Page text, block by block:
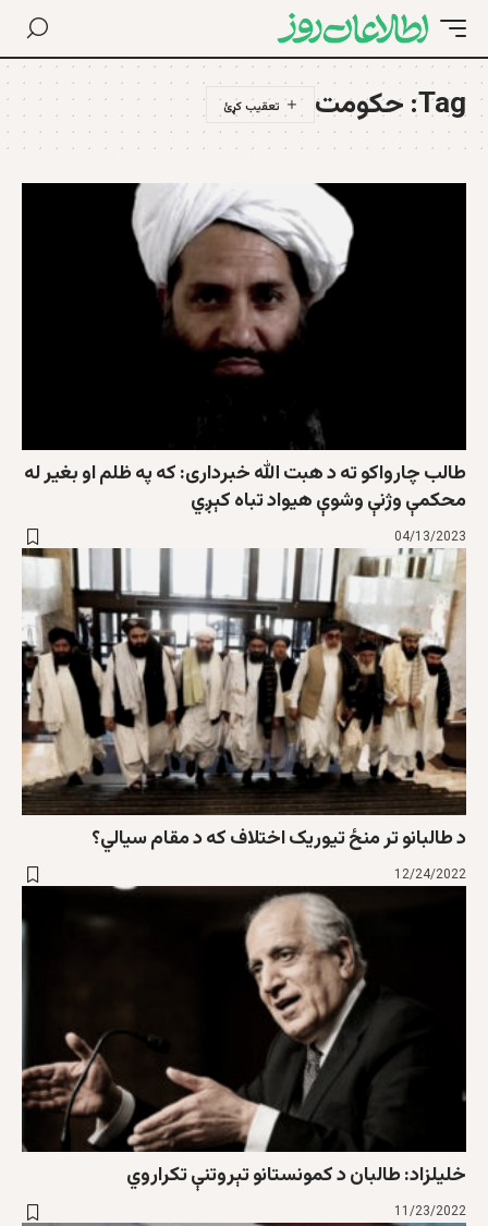
Tag: حکومت
طالب چارواکو ته د هبت الله خبرداری: که په ظلم او بغیر له
محکمې وژنې وشوې هیواد تباه کېږي
04/13/2023
د طالبانو تر منځ تيوريک اختلاف که د مقام سيالي؟
12/24/2022
خلیلزاد: طالبان د کمونستانو تېروتنې تکراروي
11/23/2022